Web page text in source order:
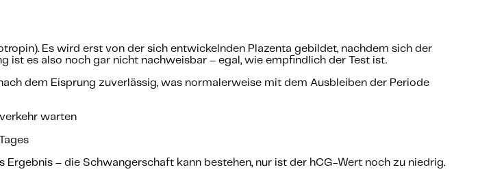
Es wird erst von der sich entwickelnden Plazenta gebildet, nachdem sich der
es also noch gar nicht nachweisbar – egal, wie empfindlich der Test ist.
dem Eisprung zuverlässig, was normalerweise mit dem Ausbleiben der Periode
warten
– die Schwangerschaft kann bestehen, nur ist der hCG-Wert noch zu niedrig.